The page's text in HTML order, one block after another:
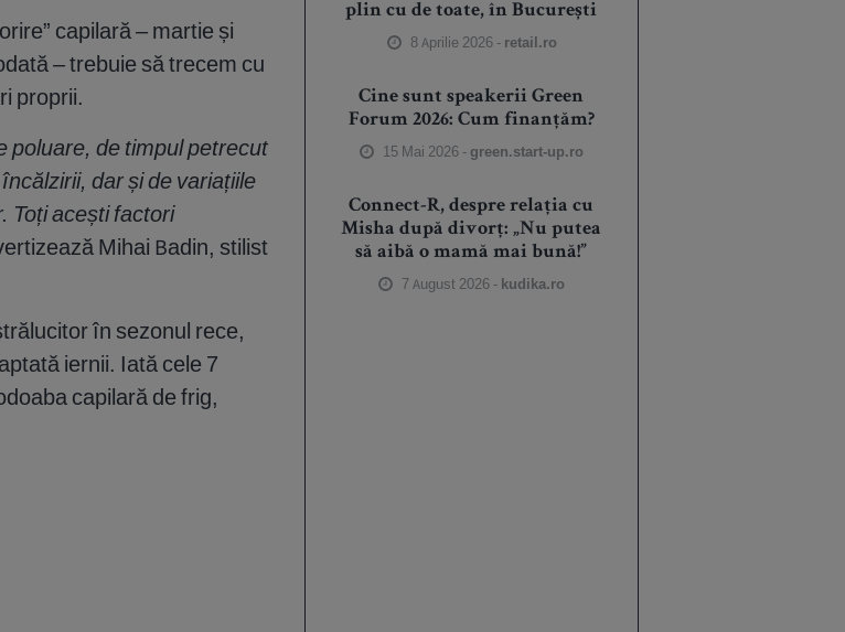
capilară – martie și
– trebuie să trecem cu
proprii.
poluare, de timpul petrecut
dar și de variațiile
Toți acești factori
Mihai Badin, stilist
în sezonul rece,
iernii. Iată cele 7
capilară de frig,
plin cu de toate, în București
8 Aprilie 2026 - retail.ro
Cine sunt speakerii Green
Forum 2026: Cum finanțăm?
15 Mai 2026 - green.start-up.ro
Connect-R, despre relația cu
Misha după divorț: „Nu putea
să aibă o mamă mai bună!”
7 August 2026 - kudika.ro